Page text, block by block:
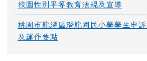
校園性別平等教育法規及宣導
桃園市龍潭區潛龍國民小學學生申
及運作要點